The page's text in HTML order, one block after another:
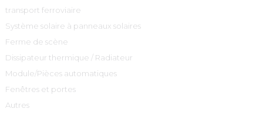
transport ferroviaire
Système solaire à panneaux solaires
Ferme de scène
Dissipateur thermique / Radiateur
Module/Pièces automatiques
Fenêtres et portes
Autres